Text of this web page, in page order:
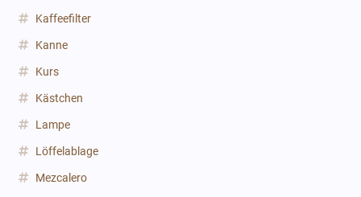
Kaffeefilter
Kanne
Kurs
Kästchen
Lampe
Löffelablage
Mezcalero